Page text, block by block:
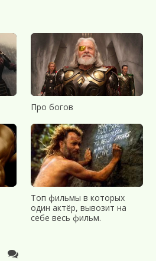
Про богов
Топ фильмы в которых
один актёр, вывозит на
себе весь фильм.